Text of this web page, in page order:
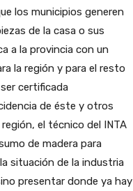
los municipios generen
de la casa o sus
a la provincia con un
la región y para el resto
certificada
de éste y otros
el técnico del INTA
de madera para
situación de la industria
presentar donde ya hay